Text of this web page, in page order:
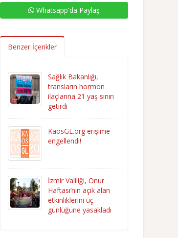
Whatsapp'da Paylaş
Benzer İçerikler
Sağlık Bakanlığı,
transların hormon
ilaçlarına 21 yaş sınırı
getirdi
KaosGL.org erişime
engellendi!
İzmir Valiliği, Onur
Haftası’nın açık alan
etkinliklerini üç
günlüğüne yasakladı